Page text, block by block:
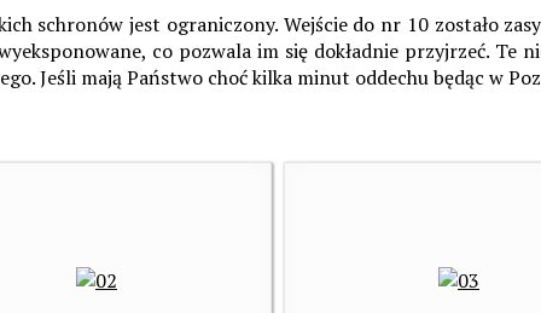
schronów jest ograniczony. Wejście do nr 10 zostało
co pozwala im się dokładnie przyjrzeć.
Jeśli mają Państwo choć kilka minut oddechu będąc w